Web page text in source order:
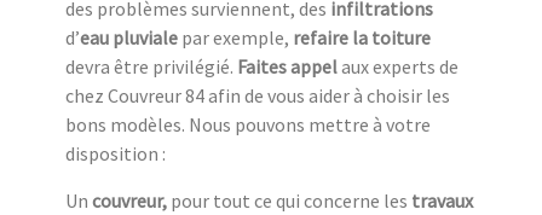
des problèmes surviennent, des infiltrations
d’eau pluviale par exemple, refaire la toiture
devra être privilégié. Faites appelaux experts de
chez Couvreur 84 afin de vous aider à choisir les
bons modèles. Nous pouvons mettre à votre
disposition :
Un couvreur, pour tout ce qui concerne les travaux